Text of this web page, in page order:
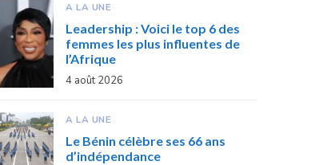
A LA UNE
Leadership : Voici le top 6 des
femmes les plus influentes de
l’Afrique
4 août 2026
A LA UNE
Le Bénin célèbre ses 66 ans
d’indépendance